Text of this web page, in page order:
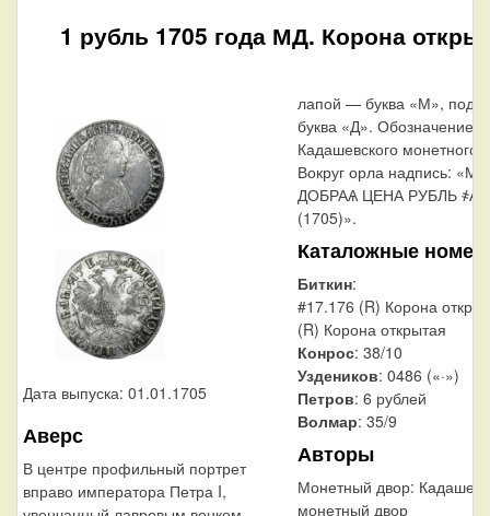
1 рубль 1705 года МД. Корона
Дата выпуска: 01.01.1705
Аверс
В центре профильный портрет
вправо императора Петра I,
лапой — буква «М», под
буква «Д». Обозначение
Кадашевского монетного
Вокруг орла надпись:
ДОБРАѦ ЦЕНА РУБЛЬ
(1705)».
Каталожные
Биткин:
#17.176 (R) Корона
(R) Корона открытая
Конрос: 38/10
Уздеников: 0486 («·»)
Петров: 6 рублей
Волмар: 35/9
Авторы
Монетный двор:
монетный двор